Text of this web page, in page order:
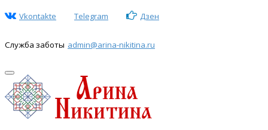
Vkontakte Telegram Дзен
Служба заботы admin@arina-nikitina.ru